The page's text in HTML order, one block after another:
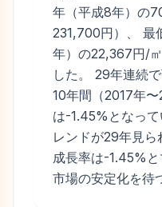
年（平成8年）の
231,700円）、 最
年）の22,367円/
した。 29年連続
10年間（2017年
は-1.45%となっ
レンドが29年見ら
成長率は-1.45%と
市場の安定化を待